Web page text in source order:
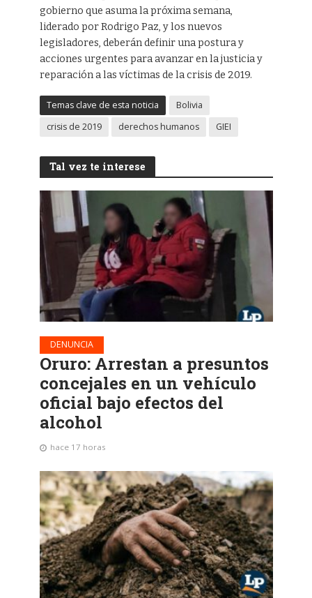
gobierno que asuma la próxima semana,
liderado por Rodrigo Paz, y los nuevos
legisladores, deberán definir una postura y
acciones urgentes para avanzar en la justicia y
reparación a las víctimas de la crisis de 2019.
Temas clave de esta noticia
Bolivia
crisis de 2019
derechos humanos GIEI
Tal vez te interese
DENUNCIA
Oruro: Arrestan a presuntos
concejales en un vehículo
oficial bajo efectos del
alcohol
hace 17 horas